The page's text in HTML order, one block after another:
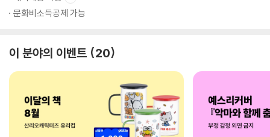
문화비소득공제 가능
이 분야의 이벤트 20